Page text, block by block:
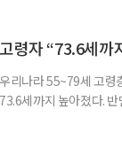
여름호에 실린 ‘통합돌
고령자 “73.6세까
우리나라 55~79세 고령
73.6세까지 높아졌다.